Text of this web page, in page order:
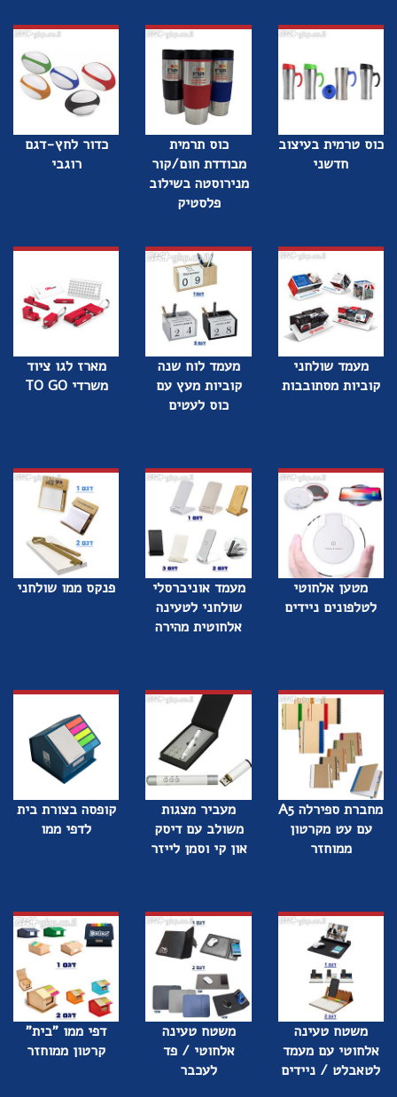
כוס טרמית בעיצוב
חדשני
כוס תרמית
מבודדת חום/קור
מנירוסטה בשילוב
פלסטיק
כדור לחץ-דגם
רוגבי
מעמד שולחני
קוביות מסתובבות
מעמד לוח שנה
קוביות מעץ עם
כוס לעטים
מארז לגו ציוד
משרדי TO GO
מטען אלחוטי
לטלפונים ניידים
מעמד אוניברסלי
שולחני לטעינה
אלחוטית מהירה
פנקס ממו שולחני
מחברת ספירלה A5
עם עט מקרטון
ממוחזר
מעביר מצגות
משולב עם דיסק
און קי וסמן לייזר
קופסה בצורת בית
לדפי ממו
משטח טעינה
אלחוטי עם מעמד
לטאבלט / ניידים
משטח טעינה
אלחוטי / פד
לעכבר
דפי ממו "בית"
קרטון ממוחזר